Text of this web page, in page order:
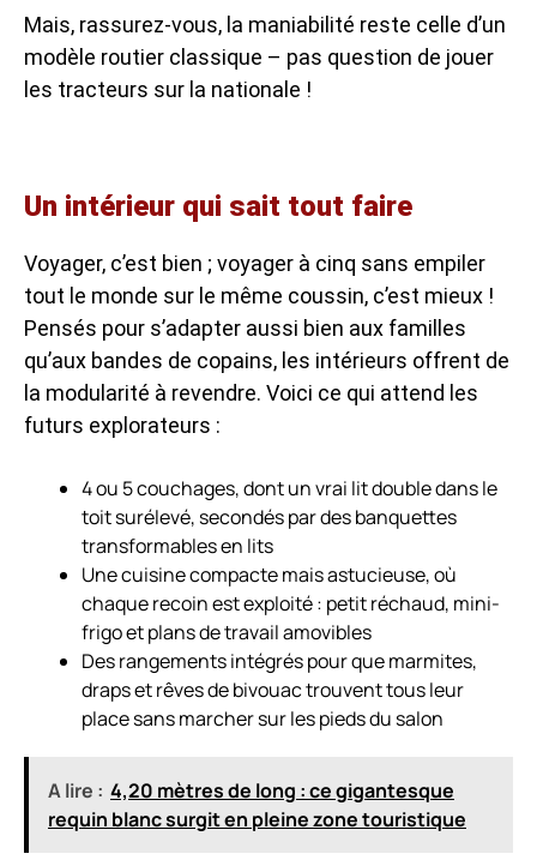
Mais, rassurez-vous, la maniabilité reste celle d’un
modèle routier classique – pas question de jouer
les tracteurs sur la nationale !
Un intérieur qui sait tout faire
Voyager, c’est bien ; voyager à cinq sans empiler
tout le monde sur le même coussin, c’est mieux !
Pensés pour s’adapter aussi bien aux familles
qu’aux bandes de copains, les intérieurs offrent de
la modularité à revendre. Voici ce qui attend les
futurs explorateurs :
4 ou 5 couchages, dont un vrai lit double dans le
toit surélevé, secondés par des banquettes
transformables en lits
Une cuisine compacte mais astucieuse, où
chaque recoin est exploité : petit réchaud, mini-
frigo et plans de travail amovibles
Des rangements intégrés pour que marmites,
draps et rêves de bivouac trouvent tous leur
place sans marcher sur les pieds du salon
A lire : 4,20 mètres de long : ce gigantesque
requin blanc surgit en pleine zone touristique